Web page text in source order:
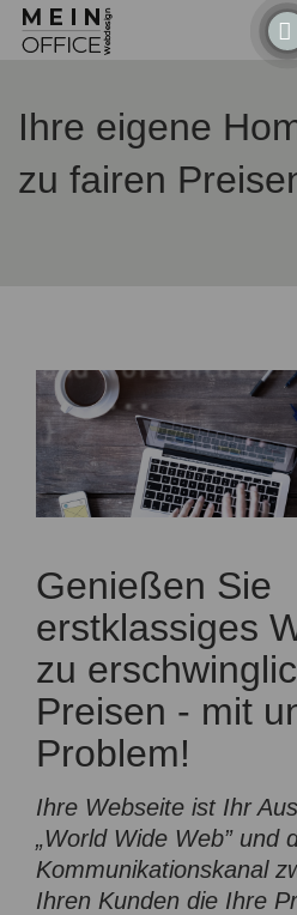
Detected no support for
Ihre eigene
zu fairen
Genießen Sie
erstklassiges
zu
Preisen - mit
Problem!
Ihre Webseite ist Ihr
„World Wide Web” und
Kommunikationskanal
Ihren Kunden die Ihre